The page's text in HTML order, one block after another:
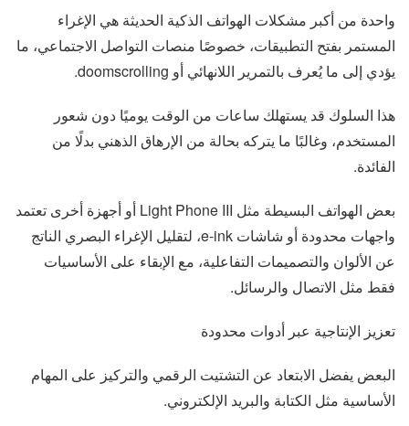
واحدة من أكبر مشكلات الهواتف الذكية الحديثة هي الإغراء
المستمر بفتح التطبيقات، خصوصًا منصات التواصل الاجتماعي، ما
يؤدي إلى ما يُعرف بالتمرير اللانهائي أو doomscrolling.
هذا السلوك قد يستهلك ساعات من الوقت يوميًا دون شعور
المستخدم، وغالبًا ما يتركه بحالة من الإرهاق الذهني بدلًا من
الفائدة.
بعض الهواتف البسيطة مثل Light Phone III أو أجهزة أخرى تعتمد
واجهات محدودة أو شاشات e-ink، لتقليل الإغراء البصري الناتج
عن الألوان والتصميمات التفاعلية، مع الإبقاء على الأساسيات
فقط مثل الاتصال والرسائل.
تعزيز الإنتاجية عبر أدوات محدودة
البعض يفضل الابتعاد عن التشتيت الرقمي والتركيز على المهام
الأساسية مثل الكتابة والبريد الإلكتروني.